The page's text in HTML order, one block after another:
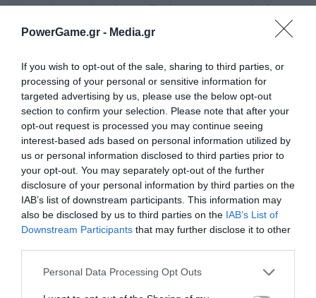
PowerGame.gr - Media.gr
If you wish to opt-out of the sale, sharing to third parties, or
processing of your personal or sensitive information for
targeted advertising by us, please use the below opt-out
section to confirm your selection. Please note that after your
opt-out request is processed you may continue seeing
interest-based ads based on personal information utilized by
us or personal information disclosed to third parties prior to
your opt-out. You may separately opt-out of the further
disclosure of your personal information by third parties on the
IAB’s list of downstream participants. This information may
also be disclosed by us to third parties on the IAB’s List of
Downstream Participants that may further disclose it to other
Personal Data Processing Opt Outs
προσφερθεί νομίμως και εγκύρως (στο εξής οι
της περιόδου αποδοχής της Δημόσιας Πρότασης
(όπως ορίζεται παρακάτω), ανέρχεται σε €1,93
(στο εξής το «Προσφερόμενο Αντάλλαγμα»).
Σχετικά με το Προσφερόμενο Αντάλλαγμα
σημειώνονται τα εξής:
Εγγραφή στο
newsletter